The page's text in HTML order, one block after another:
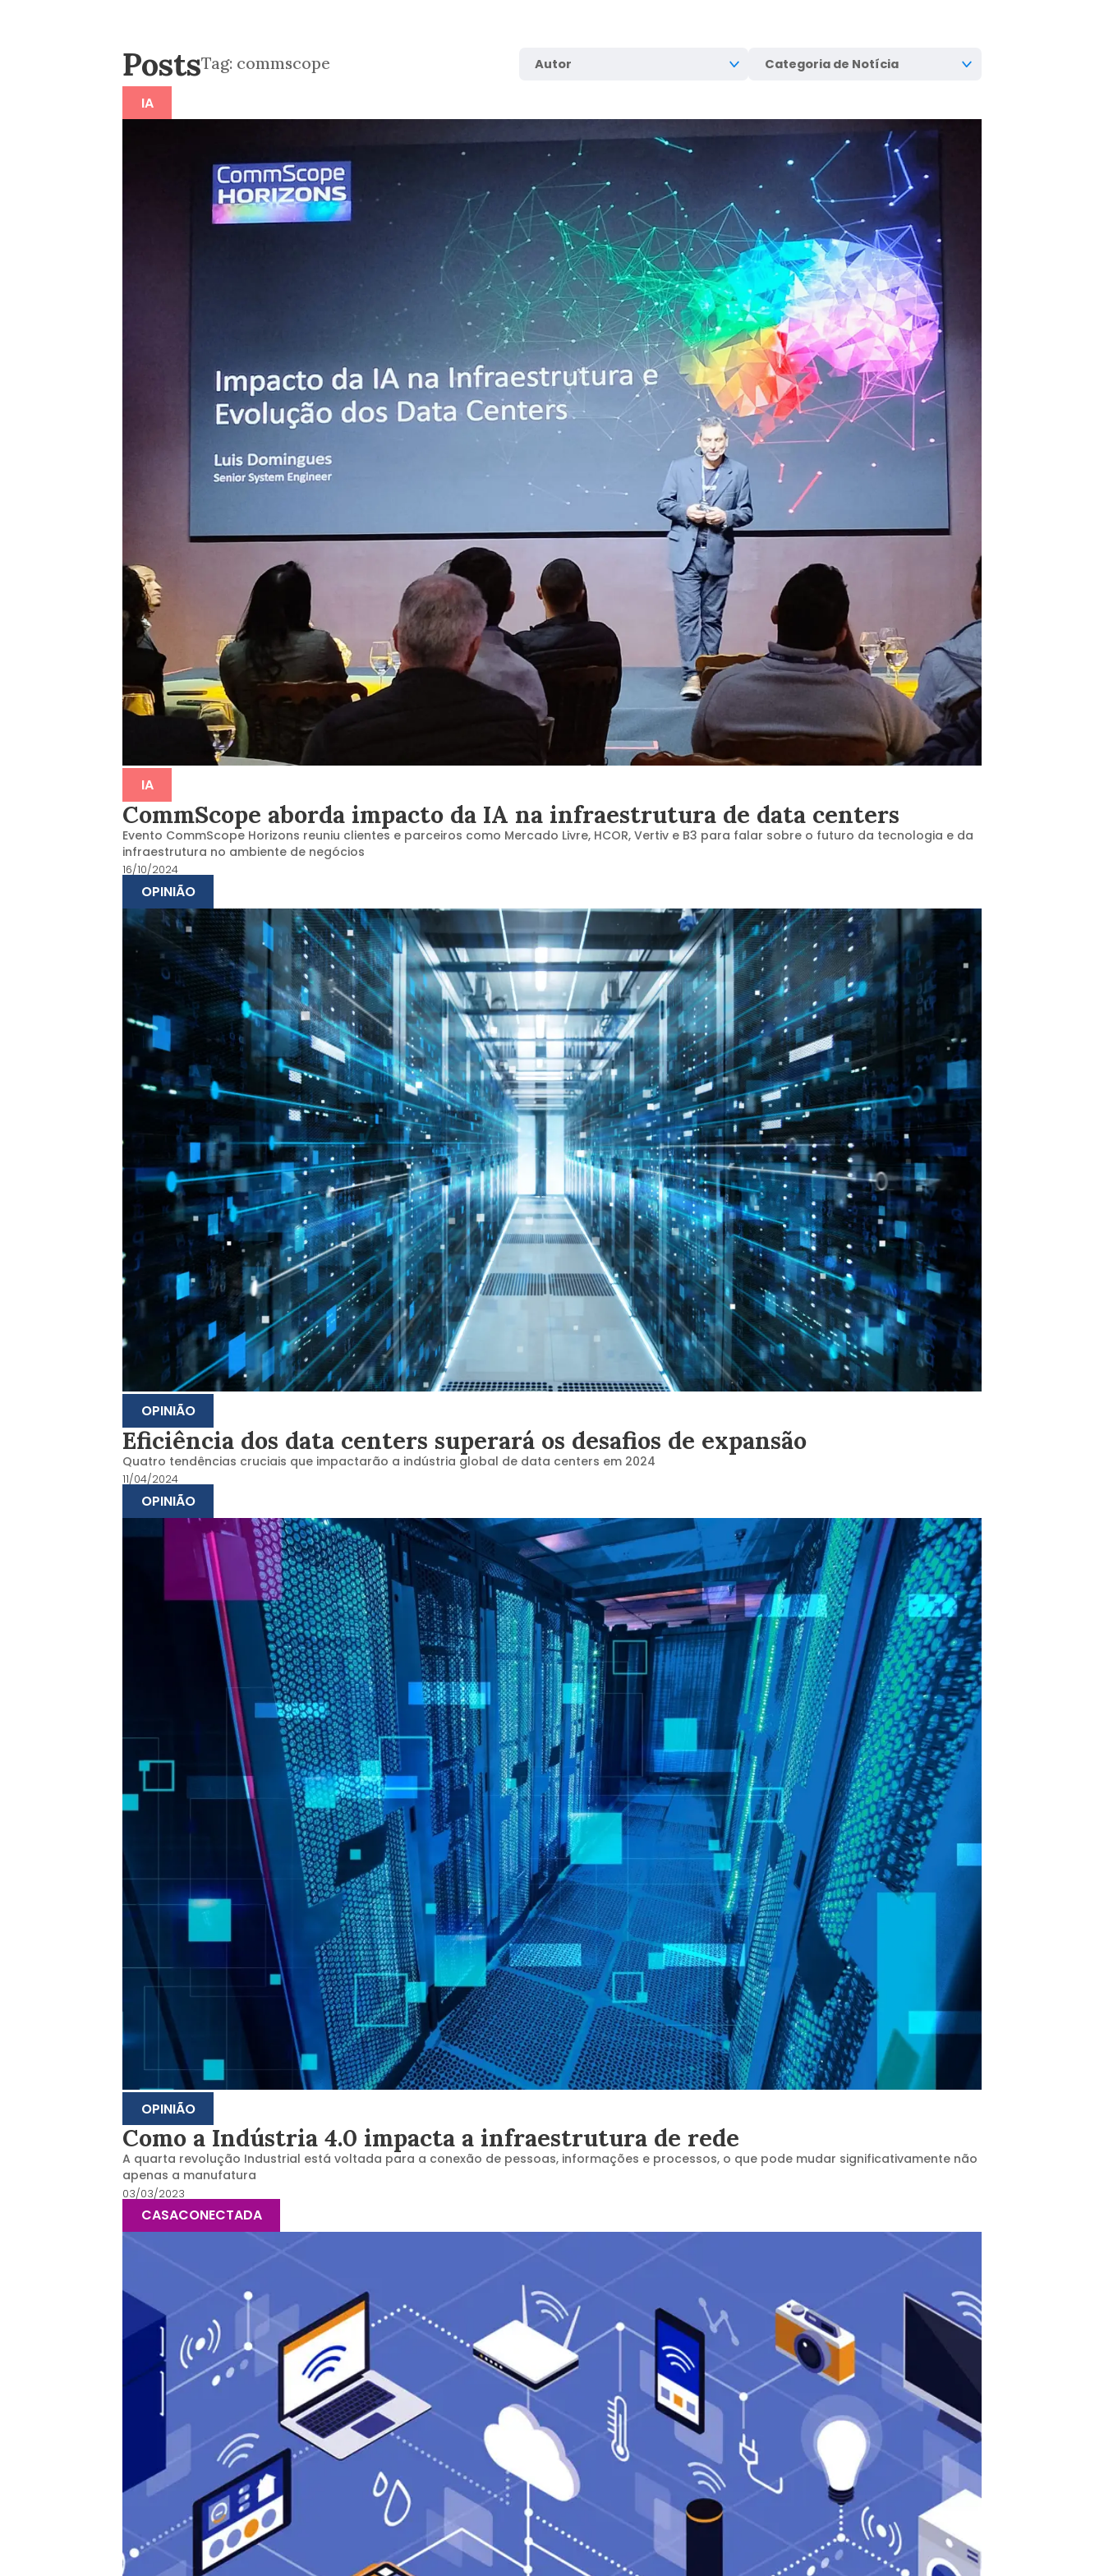
PostsTag: commscope
IA
IA
CommScope aborda impacto da IA na infraestrutura de data centers
Evento CommScope Horizons reuniu clientes e parceiros como Mercado Livre, HCOR, Vertiv e B3 para falar sobre o futuro da tecnologia e da
infraestrutura no ambiente de negócios
16/10/2024
OPINIÃO
OPINIÃO
Eficiência dos data centers superará os desafios de expansão
Quatro tendências cruciais que impactarão a indústria global de data centers em 2024
11/04/2024
OPINIÃO
OPINIÃO
Como a Indústria 4.0 impacta a infraestrutura de rede
A quarta revolução Industrial está voltada para a conexão de pessoas, informações e processos, o que pode mudar significativamente não
apenas a manufatura
03/03/2023
CASACONECTADA